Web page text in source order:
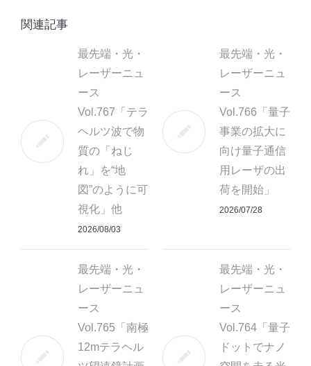
関連記事
最先端・光・
レーザーニュ
ース
Vol.767「テラ
ヘルツ波で物
質の「ねじ
れ」を“地
図”のように可
視化」他
2026/08/03
最先端・光・
レーザーニュ
ース
Vol.766「量子
事業の拡大に
向け量子通信
用レーザの出
荷を開始」
2026/07/28
最先端・光・
レーザーニュ
ース
Vol.765「南極
12mテラヘル
最先端・光・
レーザーニュ
ース
Vol.764「量子
ドットでナノ